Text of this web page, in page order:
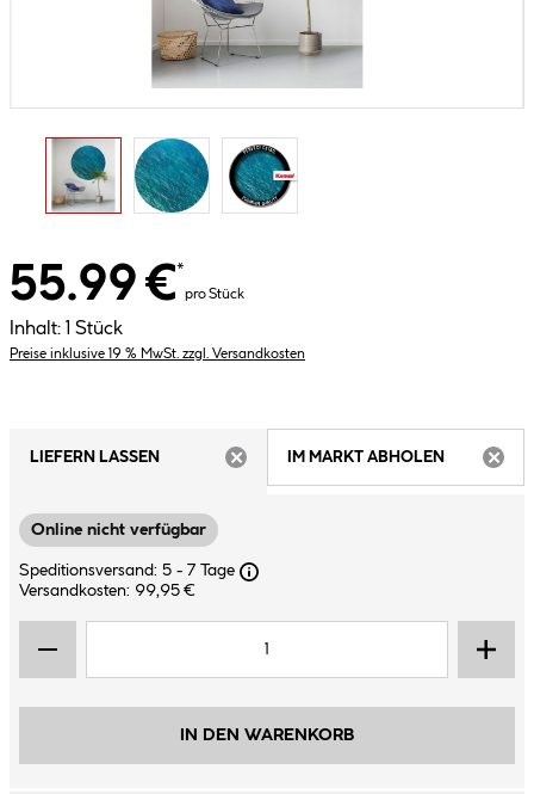
55.99 €*
pro Stück
Inhalt: 1 Stück
Preise inklusive 19 % MwSt. zzgl. Versandkosten
LIEFERN LASSEN
IM MARKT ABHOLEN
Online nicht verfügbar
Speditionsversand: 5 - 7 Tage
Versandkosten: 99,95 €
IN DEN WARENKORB